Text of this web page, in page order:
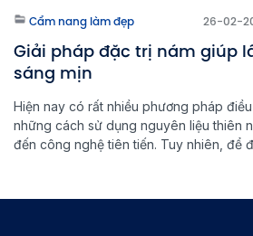
Cẩm nang làm đẹp 26-02-
Giải pháp đặc trị nám giúp
sáng mịn
Hiện nay có rất nhiều phương pháp
những cách sử dụng nguyên liệu thiên
đến công nghệ tiên tiến. Tuy nhiên, để